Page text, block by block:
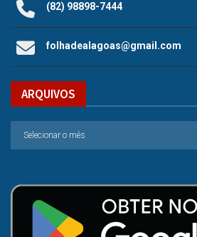
(82) 98898-7444
folhadealagoas@gmail.com
ARQUIVOS